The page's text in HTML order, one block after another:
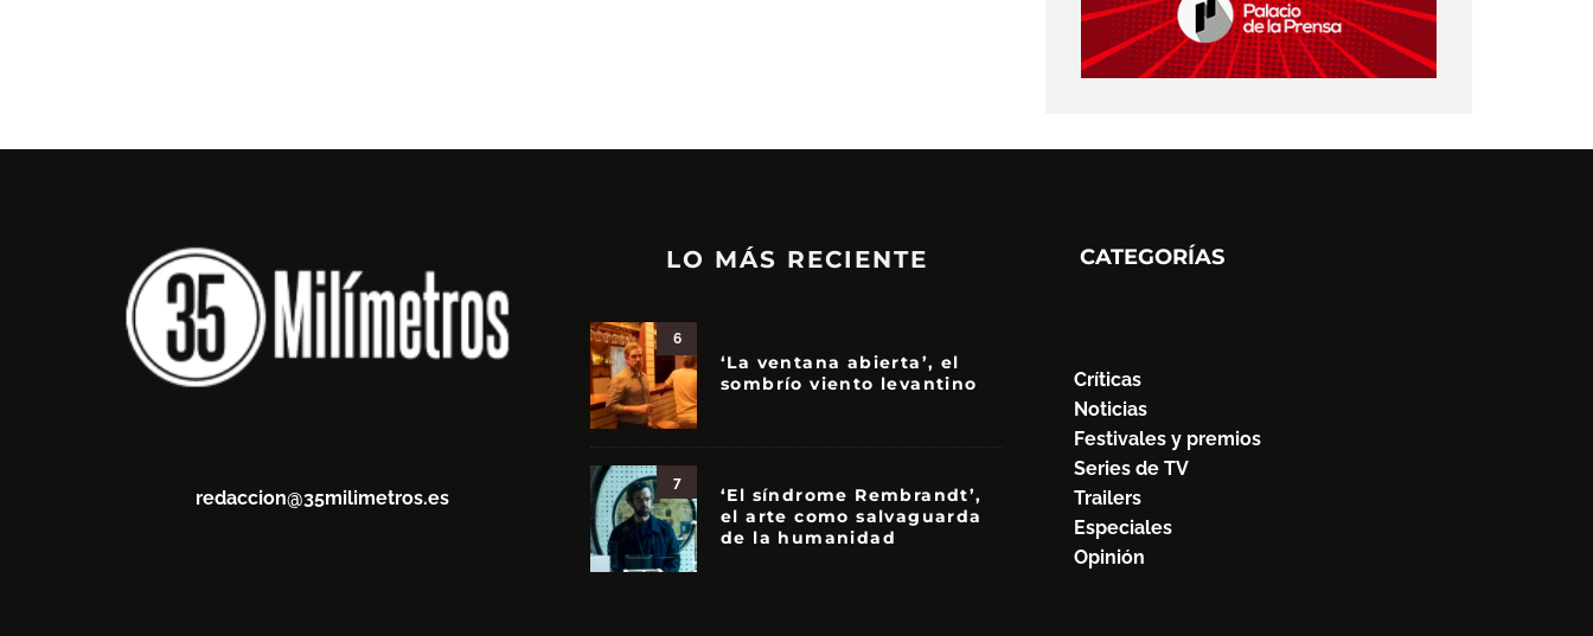
redaccion@35milimetros.es
LO MÁS RECIENTE
6
‘La ventana abierta’, el
sombrío viento levantino
7
‘El síndrome Rembrandt’,
el arte como salvaguarda
de la humanidad
CATEGORÍAS
Críticas
Noticias
Festivales y premios
Series de TV
Trailers
Especiales
Opinión